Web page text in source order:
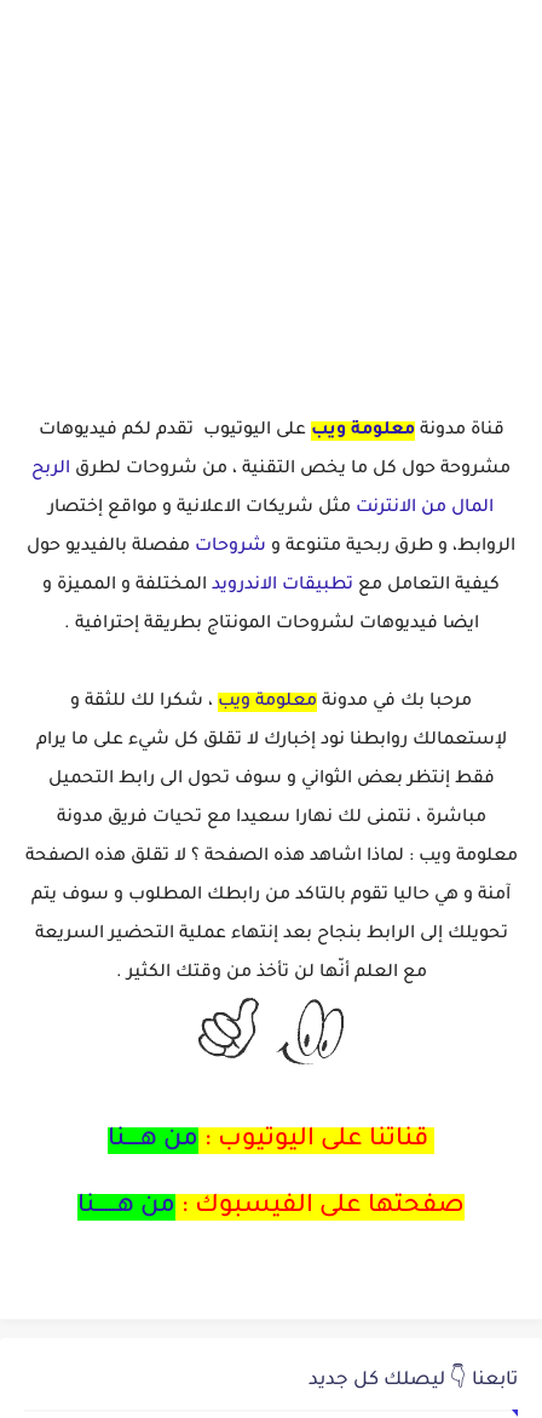
قناة مدونةمعلومة ويب على اليوتيوب تقدم لكم فيديوهات
مشروحة حول كل ما يخص التقنية ، من شروحات لطرق الربح
المال من الانترنت مثل شريكات الاعلانية و مواقع إختصار
الروابط، و طرق ربحية متنوعة و شروحات مفصلة بالفيديو حول
كيفية التعامل مع تطبيقات الاندرويد المختلفة و المميزة و
ايضا فيديوهات لشروحات المونتاج بطريقة إحترافية .
مرحبا بك في مدونة معلومة ويب ، شكرا لك للثقة و
لإستعمالك روابطنا نود إخبارك لا تقلق كل شيء على ما يرام
فقط إنتظر بعض الثواني و سوف تحول الى رابط التحميل
مباشرة ، نتمنى لك نهارا سعيدا مع تحيات فريق مدونة
معلومة ويب : لماذا اشاهد هذه الصفحة ؟ لا تقلق هذه الصفحة
آمنة و هي حاليا تقوم بالتاكد من رابطك المطلوب و سوف يتم
تحويلك إلى الرابط بنجاح بعد إنتهاء عملية التحضير السريعة
مع العلم أنّها لن تأخذ من وقتك الكثير .
قناتنا على اليوتيوب : من هــــنا
صفحتها على الفيسبوك : من هــــــنا
تابعنا 👇 ليصلك كل جديد